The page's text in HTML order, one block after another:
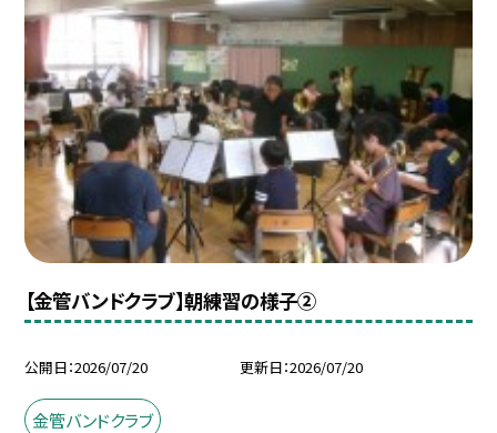
【金管バンドクラブ】朝練習の様子②
公開日 2026/07/20 更新日 2026/07/20
金管バンドクラブ